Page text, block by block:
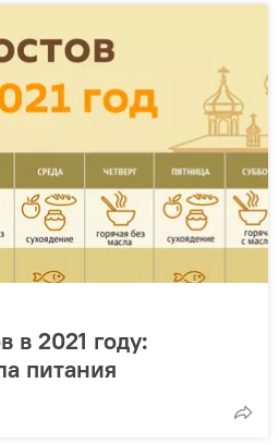
в 2021 году:
питания